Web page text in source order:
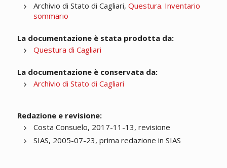
Archivio di Stato di Cagliari, Questura. Inventario
sommario
La documentazione è stata prodotta da:
Questura di Cagliari
La documentazione è conservata da:
Archivio di Stato di Cagliari
Redazione e revisione:
Costa Consuelo, 2017-11-13, revisione
SIAS, 2005-07-23, prima redazione in SIAS